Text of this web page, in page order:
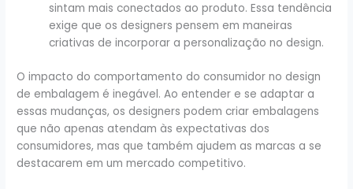
sintam mais conectados ao produto. Essa tendência
exige que os designers pensem em maneiras
criativas de incorporar a personalização no design.
O impacto do comportamento do consumidor no design
de embalagem é inegável. Ao entender e se adaptar a
essas mudanças, os designers podem criar embalagens
que não apenas atendam às expectativas dos
consumidores, mas que também ajudem as marcas a se
destacarem em um mercado competitivo.